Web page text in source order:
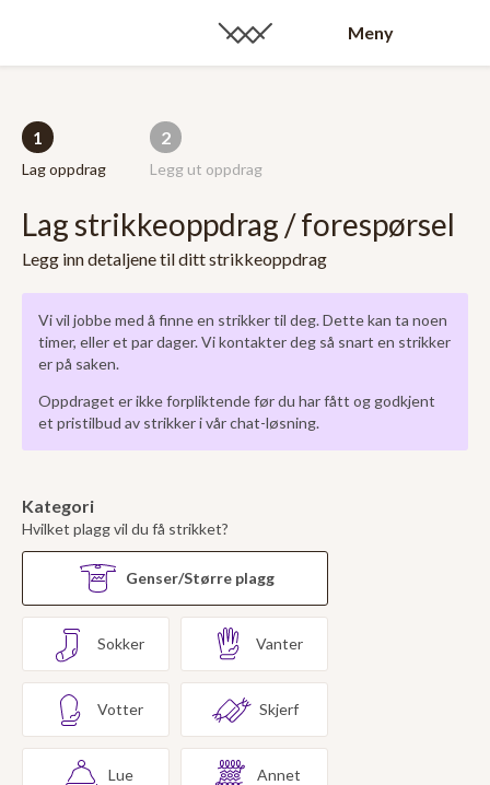
Meny
1
Lag oppdrag
2
Legg ut oppdrag
Lag strikkeoppdrag / forespørsel
Legg inn detaljene til ditt strikkeoppdrag
Vi vil jobbe med å finne en strikker til deg. Dette kan ta noen
timer, eller et par dager. Vi kontakter deg så snart en strikker
er på saken.
Oppdraget er ikke forpliktende før du har fått og godkjent
et pristilbud av strikker i vår chat-løsning.
Kategori
Hvilket plagg vil du få strikket?
Genser/Større plagg
Sokker Vanter
Votter Skjerf
Lue Annet